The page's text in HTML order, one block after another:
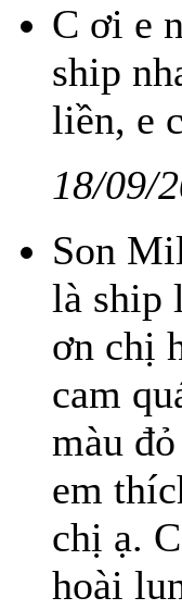
C ơi e
ship
liền, e
18/09/
Son
là ship
ơn chị
cam
màu
em
chị ạ.
hoài